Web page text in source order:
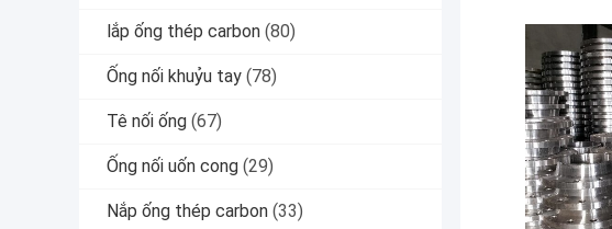
lắp ống thép carbon (80)
Ống nối khuỷu tay (78)
Tê nối ống (67)
Ống nối uốn cong (29)
Nắp ống thép carbon (33)